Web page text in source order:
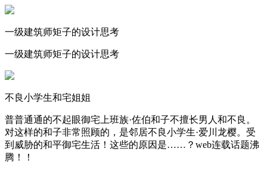
一级建筑师矩子的设计思考
一级建筑师矩子的设计思考
不良小学生和宅姐姐
普普通通的不起眼御宅上班族·佐伯和子不擅长男人和不良。
对这样的和子非常照顾的，是邻居不良小学生·爱川龙樱。受
到威胁的和平御宅生活！这些的原因是……？web连载话题沸
腾！！